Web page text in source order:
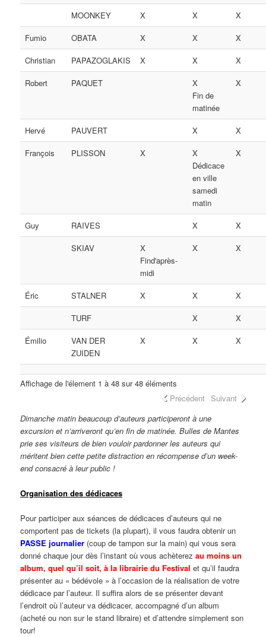
MOONKEY X X
X
Fumio
OBATA X X
X
Christian
PAPAZOGLAKIS X X
X
Robert
PAQUET
X
Fin de
matinée
X
Hervé PAUVERT X
X
François
PLISSON X
X
Dédicace
en ville
samedi
matin
X
Guy RAIVES X
X
SKIAV
X
Find'après-
midi
X X
Éric STALNER X X
X
TURF
X
X
Émilio
VAN DER
ZUIDEN
X X X
Affichage de l'élement 1 à 48 sur 48 éléments
Précédent Suivant
Dimanche matin beaucoup d’auteurs participeront à une
excursion et n’arriveront qu’en fin de matinée. Bulles de Mantes
prie ses visiteurs de bien vouloir pardonner les auteurs qui
méritent bien cette petite distraction en récompense d’un week-
end consacré à leur public !
Organisation des dédicaces
Pour participer aux séances de dédicaces d’auteurs qui ne
comportent pas de tickets (la plupart), il vous faudra obtenir un
PASSE journalier (coup de tampon sur la main) qui vous sera
donné chaque jour dès l’instant où vous achèterezau moins un
album, quel qu’il soit, à la librairie du Festival et qu’il faudra
présenter au « bédévole » à l’occasion de la réalisation de votre
dédicace par l’auteur. Il suffira alors de se présenter devant
l’endroit où l’auteur va dédicacer, accompagné d’un album
(acheté ou non sur le stand libraire) et d’attendre simplement son
tour!